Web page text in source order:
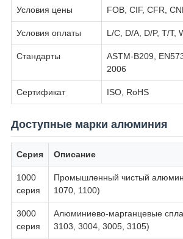
Условия цены FOB, CIF, CFR,
Условия оплаты L/C, D/A, D/P, T/T,
Стандарты
ASTM-B209,
2006
Сертификат ISO, RoHS
Доступные марки алюминия
Серия Описание
1000
серия
Промышленный чистый
1070, 1100)
3000
серия
Алюминиево-марганцевые
3103, 3004, 3005, 3105)